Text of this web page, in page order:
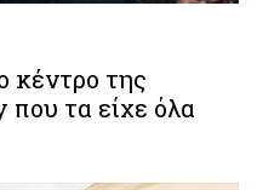
κέντρο της
τα είχε όλα